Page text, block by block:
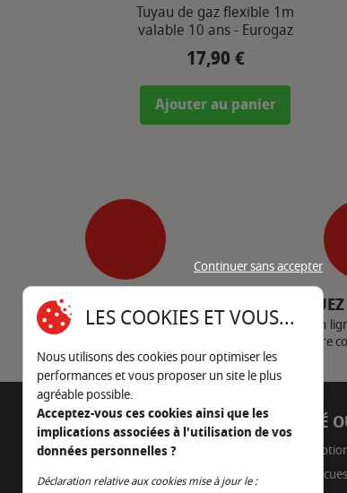
Tuyau de gaz flexible 1m
valable 10 ans - Eurogaz
Prix
17,90 €
Ajouter au panier
SERVICE CLIENT
Nous contacter
CLIQUEZ
Achetez en
votre
AUTOUR DU FEU
05 45 22 98 09
Nous envoyer un e-mail
CÔTÉ
Barbecues
Continuer sans accepter
LES COOKIES ET VOUS...
Nous utilisons des cookies pour optimiser les
performances et vous proposer un site le plus
agréable possible.
Acceptez-vous ces cookies ainsi que les
implications associées à l'utilisation de vos
données personnelles ?
Déclaration relative aux cookies mise à jour le :